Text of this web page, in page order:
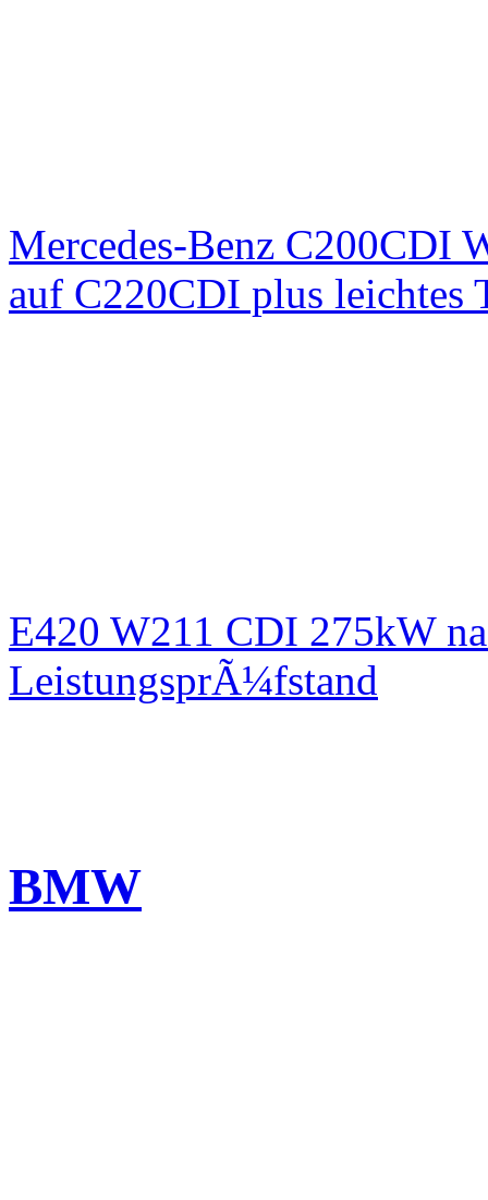
Mercedes-Benz C200CDI
auf C220CDI plus
E420 W211 CDI 275kW
LeistungsprÃ¼fstand
BMW